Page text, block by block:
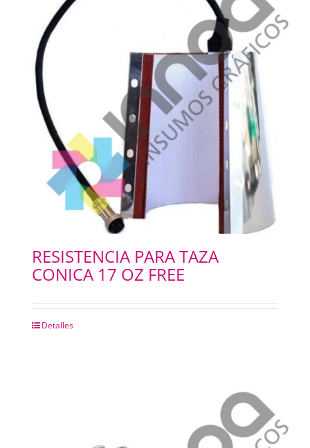
RESISTENCIA PARA TAZA
CONICA 17 OZ FREE
Detalles